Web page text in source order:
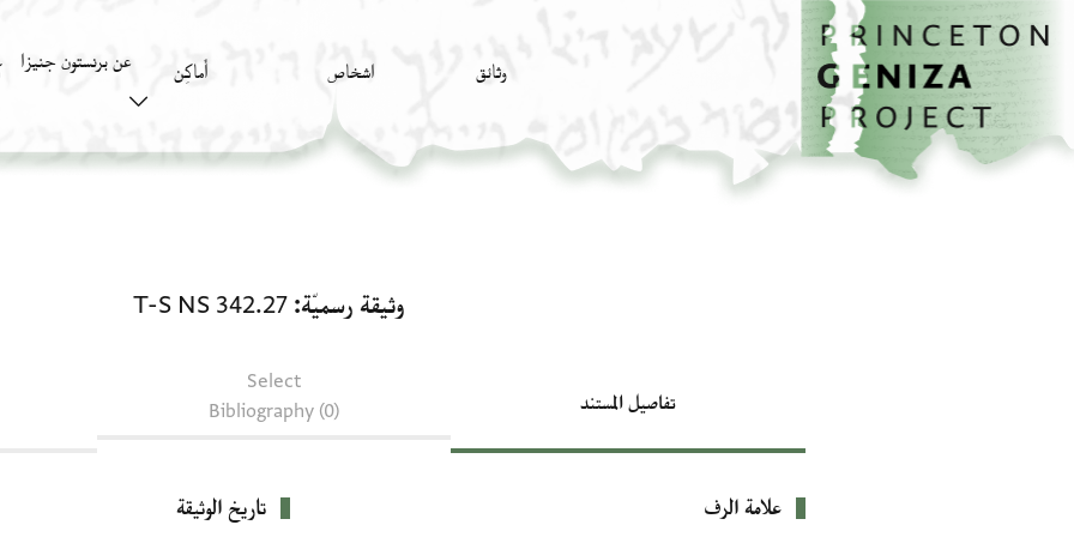
تخطي إلى المحتوى الرئيسي
الصفحة الرئيسية
وثائق اشخاص أَماكِن عن برنستون جنيزا
وثيقة رسميّة T-S NS 342.27
تفاصيل المستند
Select
Bibliography (0)
بيانات التعريف
علامة الرف تاريخ الوثيقة